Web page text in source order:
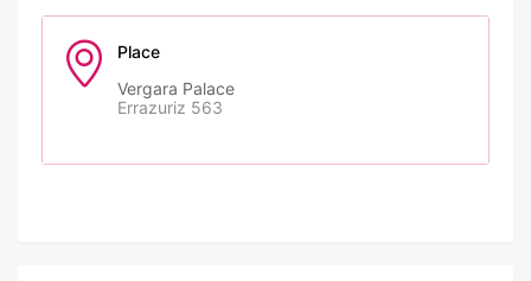
Place
Vergara Palace
Errazuriz 563